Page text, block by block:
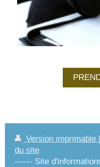
Version imprimable
du site
------ Site